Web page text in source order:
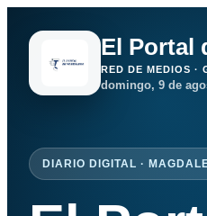
El Portal
RED DE MEDIOS ·
domingo, 9 de
DIARIO DIGITAL ·